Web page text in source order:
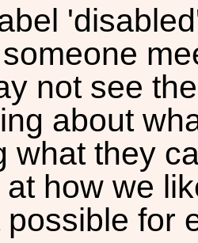
not see
about
what they
how we
possible for